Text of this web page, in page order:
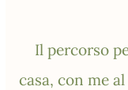
Il percorso
casa, con me